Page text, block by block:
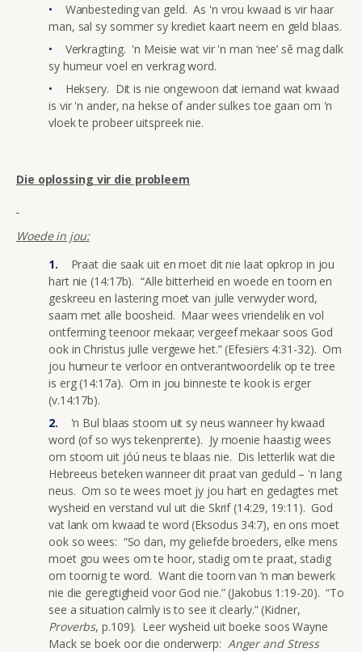
Wanbesteding van geld. As 'n vrou kwaad is vir haar
man, sal sy sommer sy krediet kaart neem en geld blaas.
Verkragting. 'n Meisie wat vir 'n man ‘nee’ sê mag dalk
sy humeur voel en verkrag word.
Heksery. Dit is nie ongewoon dat iemand wat kwaad
is vir 'n ander, na hekse of ander sulkes toe gaan om 'n
vloek te probeer uitspreek nie.
Die oplossing vir die probleem
Woede in jou:
Praat die saak uit en moet dit nie laat opkrop in jou
hart nie (14:17b). “Alle bitterheid en woede en toorn en
geskreeu en lastering moet van julle verwyder word,
saam met alle boosheid. Maar wees vriendelik en vol
ontferming teenoor mekaar; vergeef mekaar soos God
ook in Christus julle vergewe het.” (Efesiërs 4:31-32). Om
jou humeur te verloor en ontverantwoordelik op te tree
is erg (14:17a). Om in jou binneste te kook is erger
(v.14:17b).
'n Bul blaas stoom uit sy neus wanneer hy kwaad
word (of so wys tekenprente). Jy moenie haastig wees
om stoom uit jóú neus te blaas nie. Dis letterlik wat die
Hebreeus beteken wanneer dit praat van geduld – 'n lang
neus. Om so te wees moet jy jou hart en gedagtes met
wysheid en verstand vul uit die Skrif (14:29, 19:11). God
vat lank om kwaad te word (Eksodus 34:7), en ons moet
ook so wees: “So dan, my geliefde broeders, elke mens
moet gou wees om te hoor, stadig om te praat, stadig
om toornig te word. Want die toorn van ‘n man bewerk
nie die geregtigheid voor God nie.” (Jakobus 1:19-20). “To
see a situation calmly is to see it clearly.” (Kidner,
Proverbs, p.109). Leer wysheid uit boeke soos Wayne
Mack se boek oor die onderwerp: Anger and Stress